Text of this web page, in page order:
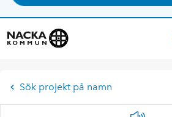
Sök projekt på namn